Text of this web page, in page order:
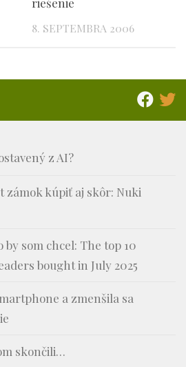
8. SEPTEMBRA 2006
z AI?
zámok kúpiť aj skôr: Nuki
by som chcel: The top 10
bought in July 2025
a zmenšila sa
skončili…